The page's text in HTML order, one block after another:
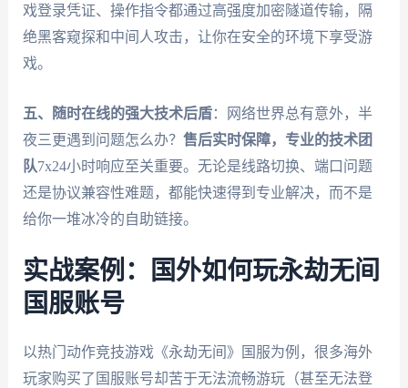
戏登录凭证、操作指令都通过高强度加密隧道传输，隔
绝黑客窥探和中间人攻击，让你在安全的环境下享受游
戏。
五、随时在线的强大技术后盾：网络世界总有意外，半
夜三更遇到问题怎么办？ 售后实时保障，专业的技术团
队7x24小时响应至关重要。无论是线路切换、端口问题
还是协议兼容性难题，都能快速得到专业解决，而不是
给你一堆冰冷的自助链接。
实战案例：国外如何玩永劫无间
国服账号
以热门动作竞技游戏《永劫无间》国服为例，很多海外
玩家购买了国服账号却苦于无法流畅游玩（甚至无法登